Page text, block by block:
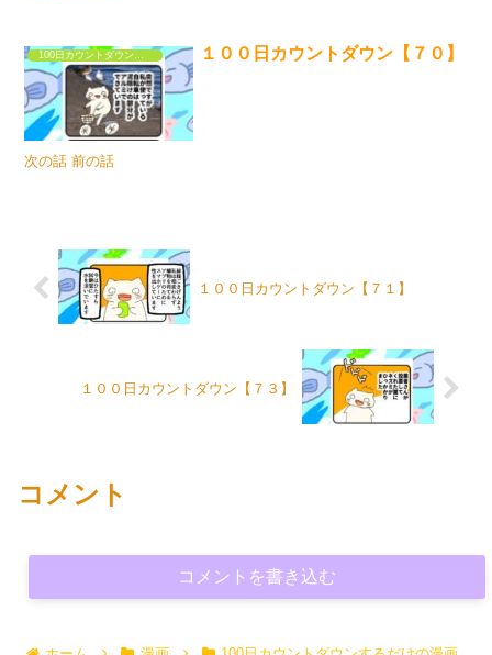
１００日カウントダウン【７０】
次の話 前の話
１００日カウントダウン【７１】
１００日カウントダウン【７３】
コメント
コメントを書き込む